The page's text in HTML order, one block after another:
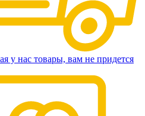
у нас товары, вам не придется